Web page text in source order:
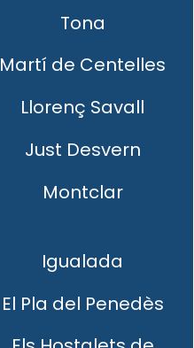
Tona
Martí de Centelles
Llorenç Savall
Just Desvern
Montclar
Igualada
El Pla del Penedès